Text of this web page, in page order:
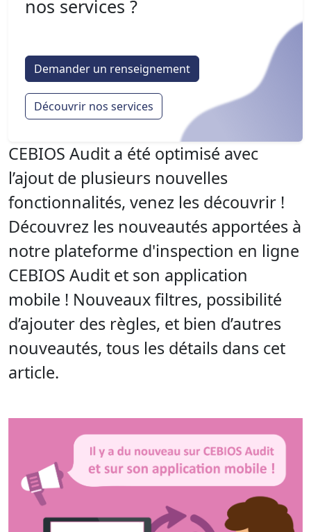
nos services ?
Demander un renseignement
Découvrir nos services
CEBIOS Audit a été optimisé avec
l’ajout de plusieurs nouvelles
fonctionnalités, venez les découvrir !
Découvrez les nouveautés apportées à
notre plateforme d'inspection en ligne
CEBIOS Audit et son application
mobile ! Nouveaux filtres, possibilité
d’ajouter des règles, et bien d’autres
nouveautés, tous les détails dans cet
article.